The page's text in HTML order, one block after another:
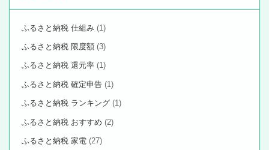
ふるさと納税 仕組み (1)
ふるさと納税 限度額 (3)
ふるさと納税 還元率 (1)
ふるさと納税 確定申告 (1)
ふるさと納税 ランキング (1)
ふるさと納税 おすすめ (2)
ふるさと納税 家電 (27)